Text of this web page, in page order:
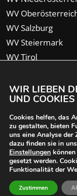
WV
WV Salzburg
WV Steiermark
WV Tirol
iService
WIR LIEBEN
UND
Cookies helfen, das
zu gestalten, bieten
uns eine Analyse
dazu finden sie in
Einstellungen
gesetzt werden.
Funktionalität der
Zustimmen